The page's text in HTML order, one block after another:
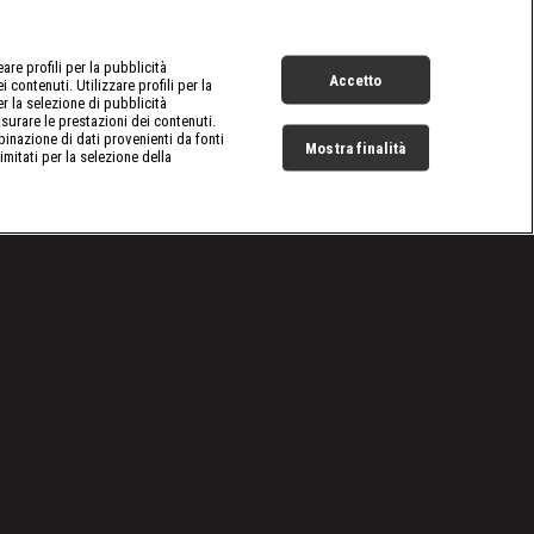
profili per la pubblicità
contenuti. Utilizzare profili per la
la selezione di pubblicità
le prestazioni dei contenuti.
di dati provenienti da fonti
per la selezione della
Accetto
Mostra finalità